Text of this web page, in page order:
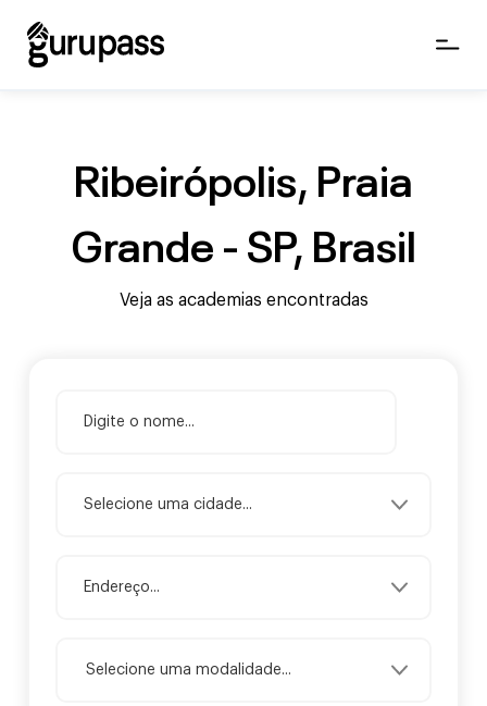
Ribeirópolis, Praia
Grande - SP, Brasil
Veja as academias encontradas
Selecione uma modalidade...